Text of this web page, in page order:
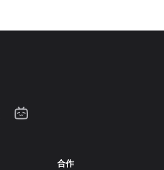
合作